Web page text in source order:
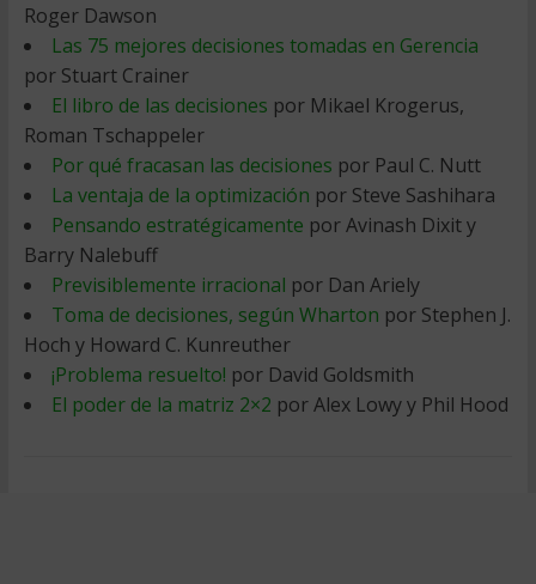
Roger Dawson
Las 75 mejores decisiones tomadas en Gerencia
por Stuart Crainer
El libro de las decisiones por Mikael Krogerus,
Roman Tschappeler
Por qué fracasan las decisiones por Paul C. Nutt
La ventaja de la optimización por Steve Sashihara
Pensando estratégicamente por Avinash Dixit y
Barry Nalebuff
Previsiblemente irracional por Dan Ariely
Toma de decisiones, según Wharton por Stephen J.
Hoch y Howard C. Kunreuther
¡Problema resuelto! por David Goldsmith
El poder de la matriz 2×2 por Alex Lowy y Phil Hood